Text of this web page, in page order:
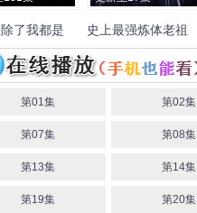
了我都是
爽 聂曦映 李逸
家辉 张雪敏 傅
孔天畅 刘一鸣
史上最强炼体老祖
第01集 第02集
第07集 第08集
第13集 第14集
第19集 第20集